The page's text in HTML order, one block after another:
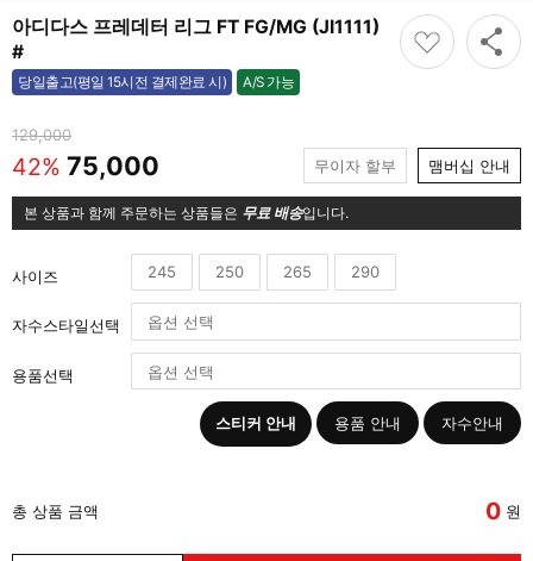
아디다스 프레데터 리그 FT FG/MG (JI1111)
#
당일출고(평일 15시전 결제완료 시) A/S 가능
가능
129,000
42% 75,000 무이자 할부 맴버십 안내
본 상품과 함께 주문하는 상품들은 무료 배송입니다.
사이즈 245 250 265 290
자수스타일선택
용품선택
스티커 안내 용품 안내 자수안내
총 상품 금액 0 원